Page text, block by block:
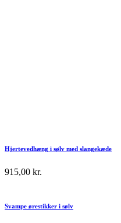
Hjertevedhæng i sølv med slangekæde
915,00 kr.
Svampe ørestikker i sølv